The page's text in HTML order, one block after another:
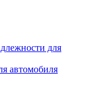
для
автомобиля